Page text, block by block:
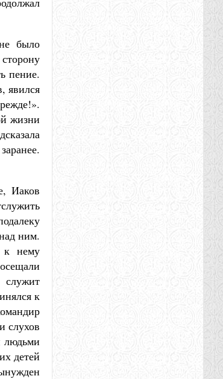
было
пение.
явился
жизни
Иаков
ним.
к нему
служит
к
слухов
людьми
детей